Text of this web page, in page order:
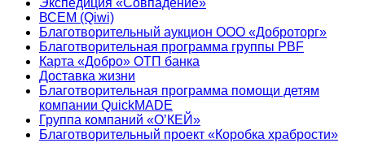
Экспедиция «Совпадение»
ВСЕМ (Qiwi)
Благотворительный аукцион ООО «Доброторг»
Благотворительная программа группы PBF
Карта «Добро» ОТП банка
Доставка жизни
Благотворительная программа помощи детям
компании QuickMADE
Группа компаний «О’КЕЙ»
Благотворительный проект «Коробка храбрости»